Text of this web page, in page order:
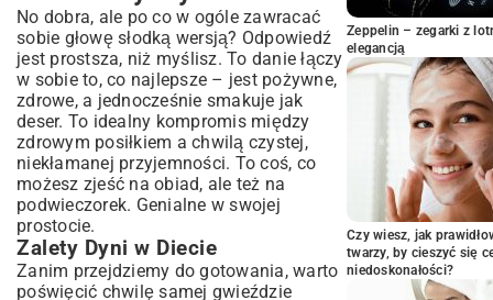
Podsumowanie: Delektuj Się Słodyczą
Jesieni!
No dobra, ale po co w ogóle zawracać
sobie głowę słodką wersją? Odpowiedź
jest prostsza, niż myślisz. To danie łączy
w sobie to, co najlepsze – jest pożywne,
zdrowe, a jednocześnie smakuje jak
deser. To idealny kompromis między
zdrowym posiłkiem a chwilą czystej,
niekłamanej przyjemności. To coś, co
możesz zjeść na obiad, ale też na
podwieczorek. Genialne w swojej
prostocie.
Zalety Dyni w Diecie
Zanim przejdziemy do gotowania, warto
poświęcić chwilę samej gwieździe
Zeppelin – zegarki z
elegancją
Czy wiesz, jak
twarzy, by cieszyć się
niedoskonałości?